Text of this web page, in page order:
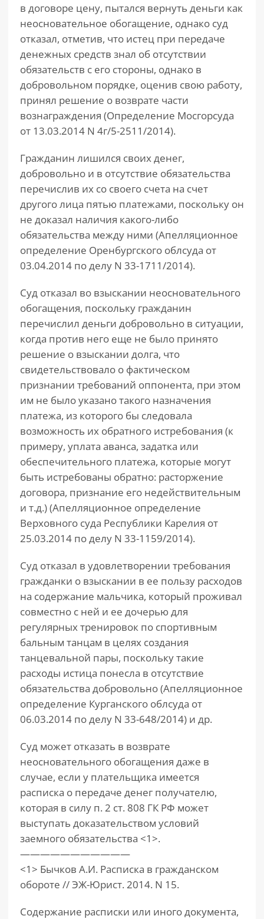
в договоре цену, пытался вернуть деньги как
неосновательное обогащение, однако суд
отказал, отметив, что истец при передаче
денежных средств знал об отсутствии
обязательств с его стороны, однако в
добровольном порядке, оценив свою работу,
принял решение о возврате части
вознаграждения (Определение Мосгорсуда
от 13.03.2014 N 4г/5-2511/2014).
Гражданин лишился своих денег,
добровольно и в отсутствие обязательства
перечислив их со своего счета на счет
другого лица пятью платежами, поскольку он
не доказал наличия какого-либо
обязательства между ними (Апелляционное
определение Оренбургского облсуда от
03.04.2014 по делу N 33-1711/2014).
Суд отказал во взыскании неосновательного
обогащения, поскольку гражданин
перечислил деньги добровольно в ситуации,
когда против него еще не было принято
решение о взыскании долга, что
свидетельствовало о фактическом
признании требований оппонента, при этом
им не было указано такого назначения
платежа, из которого бы следовала
возможность их обратного истребования (к
примеру, уплата аванса, задатка или
обеспечительного платежа, которые могут
быть истребованы обратно: расторжение
договора, признание его недействительным
и т.д.) (Апелляционное определение
Верховного суда Республики Карелия от
25.03.2014 по делу N 33-1159/2014).
Суд отказал в удовлетворении требования
гражданки о взыскании в ее пользу расходов
на содержание мальчика, который проживал
совместно с ней и ее дочерью для
регулярных тренировок по спортивным
бальным танцам в целях создания
танцевальной пары, поскольку такие
расходы истица понесла в отсутствие
обязательства добровольно (Апелляционное
определение Курганского облсуда от
06.03.2014 по делу N 33-648/2014) и др.
Суд может отказать в возврате
неосновательного обогащения даже в
случае, если у плательщика имеется
расписка о передаче денег получателю,
которая в силу п. 2 ст. 808 ГК РФ может
выступать доказательством условий
заемного обязательства <1>.
———————————
<1> Бычков А.И. Расписка в гражданском
обороте // ЭЖ-Юрист. 2014. N 15.
Содержание расписки или иного документа,